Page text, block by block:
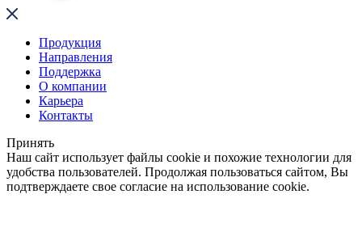
Продукция
Направления
Поддержка
О компании
Карьера
Контакты
Принять
Наш сайт использует файлы cookie и похожие технологии для
удобства пользователей. Продолжая пользоваться сайтом, Вы
подтверждаете свое согласие на использование cookie.